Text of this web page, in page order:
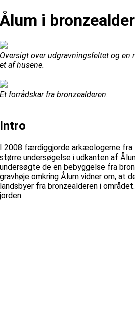
Ålum i
Oversigt over udgravningsfeltet og
et af husene.
Et forrådskar fra bronzealderen.
Intro
I 2008 færdiggjorde arkæologerne fra
større undersøgelse i udkanten af
undersøgte de en bebyggelse fra
gravhøje omkring Ålum vidner om, at
landsbyer fra bronzealderen i
jorden.